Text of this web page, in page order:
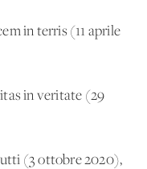
in terris (11 aprile
in veritate (29
(3 ottobre 2020),